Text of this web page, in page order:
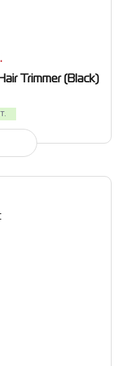
Trimmer (Black)